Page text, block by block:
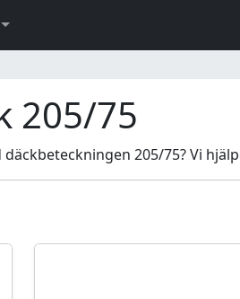
205/75
205/75? Vi